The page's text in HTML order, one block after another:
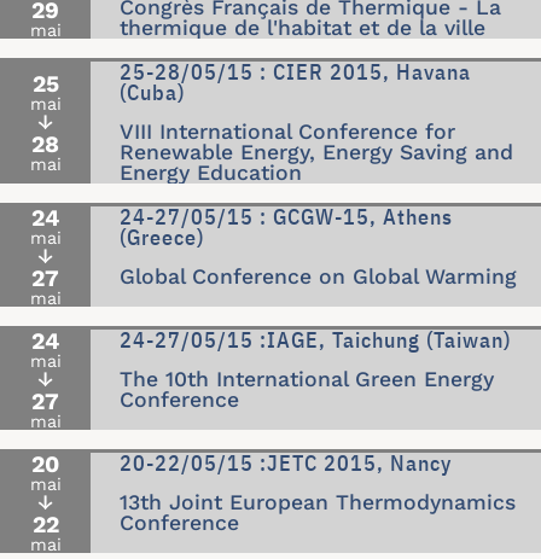
29
mai
Congrès Français de Thermique - La
thermique de l'habitat et de la ville
25
mai
↓
28
mai
25-28/05/15 : CIER 2015, Havana
(Cuba)
VIII International Conference for
Renewable Energy, Energy Saving and
Energy Education
24
mai
↓
27
mai
24-27/05/15 : GCGW-15, Athens
(Greece)
Global Conference on Global Warming
24
mai
↓
27
mai
24-27/05/15 :IAGE, Taichung (Taiwan)
The 10th International Green Energy
Conference
20
mai
↓
22
mai
20-22/05/15 :JETC 2015, Nancy
13th Joint European Thermodynamics
Conference